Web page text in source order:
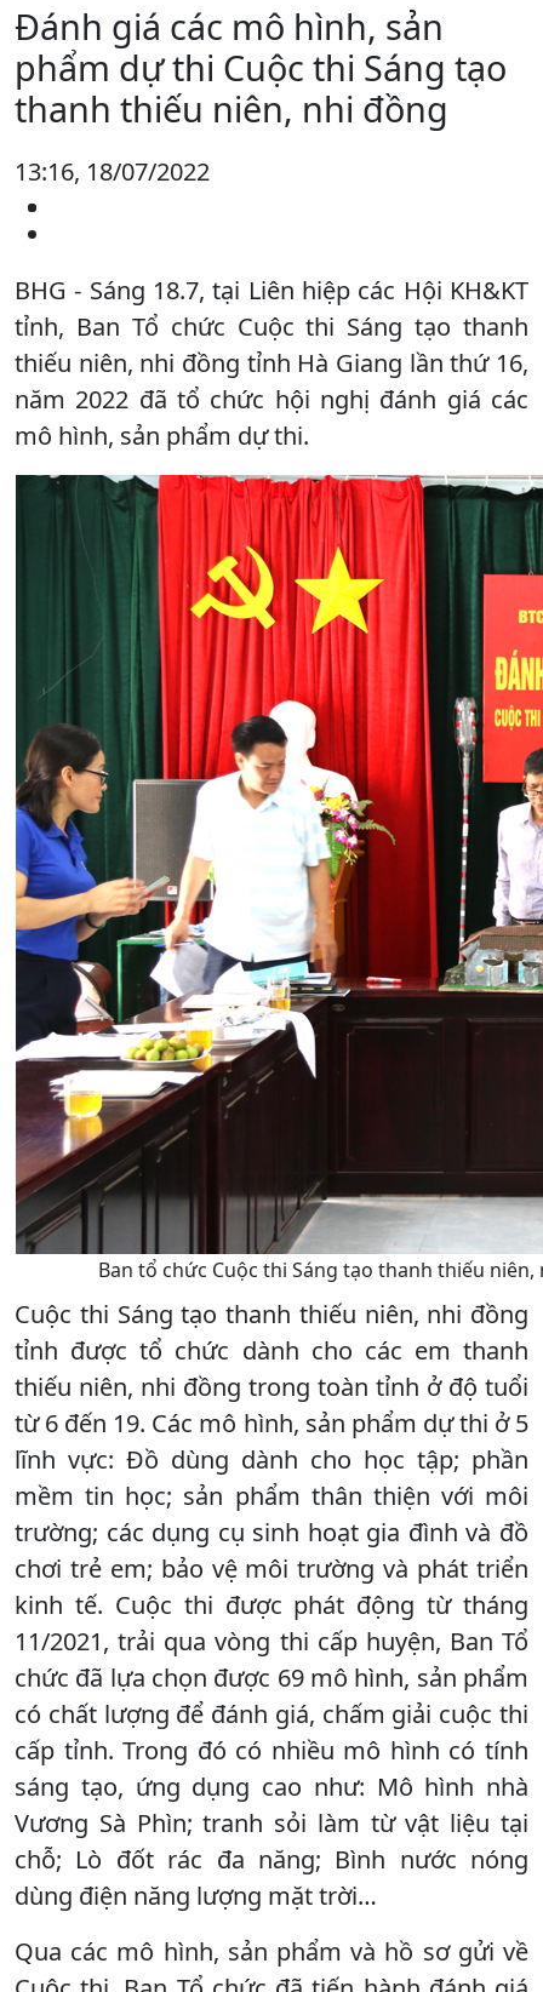
Đánh giá các mô hình, sản
phẩm dự thi Cuộc thi Sáng tạo
thanh thiếu niên, nhi đồng
13:16, 18/07/2022
BHG - Sáng 18.7, tại Liên hiệp các Hội KH&KT
tỉnh, Ban Tổ chức Cuộc thi Sáng tạo thanh
thiếu niên, nhi đồng tỉnh Hà Giang lần thứ 16,
năm 2022 đã tổ chức hội nghị đánh giá các
mô hình, sản phẩm dự thi.
Ban tổ chức Cuộc thi Sáng tạo thanh thiếu
Cuộc thi Sáng tạo thanh thiếu niên, nhi đồng
tỉnh được tổ chức dành cho các em thanh
thiếu niên, nhi đồng trong toàn tỉnh ở độ tuổi
từ 6 đến 19. Các mô hình, sản phẩm dự thi ở 5
lĩnh vực: Đồ dùng dành cho học tập; phần
mềm tin học; sản phẩm thân thiện với môi
trường; các dụng cụ sinh hoạt gia đình và đồ
chơi trẻ em; bảo vệ môi trường và phát triển
kinh tế. Cuộc thi được phát động từ tháng
11/2021, trải qua vòng thi cấp huyện, Ban Tổ
chức đã lựa chọn được 69 mô hình, sản phẩm
có chất lượng để đánh giá, chấm giải cuộc thi
cấp tỉnh. Trong đó có nhiều mô hình có tính
sáng tạo, ứng dụng cao như: Mô hình nhà
Vương Sà Phìn; tranh sỏi làm từ vật liệu tại
chỗ; Lò đốt rác đa năng; Bình nước nóng
dùng điện năng lượng mặt trời…
Qua các mô hình, sản phẩm và hồ sơ gửi về